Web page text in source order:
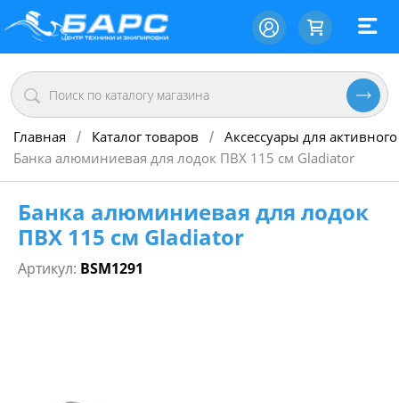
Главная / Каталог товаров / Аксессуары для
Банка алюминиевая для лодок ПВХ 115 см Gladiator
Банка алюминиевая для лодок
ПВХ 115 см Gladiator
Артикул: BSM1291